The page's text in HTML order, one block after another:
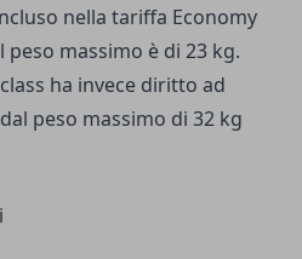
nella tariffa Economy
peso massimo è di 23 kg.
ha invece diritto ad
peso massimo di 32 kg